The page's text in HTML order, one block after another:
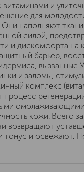
витаминами и
для
Они наполняют
силой,
и дискомфорта на
барьер,
вызванные
и заломы,
комплекс
процесс
кожи. Всего
возвращают
тонус и освежают.